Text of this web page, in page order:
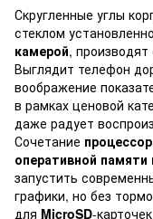
Скругленные углы
стеклом
камерой,
Выглядит телефон
воображение
в рамках ценовой
даже радует
Сочетание
оперативной памяти
запустить
графики, но без
для MicroSD-